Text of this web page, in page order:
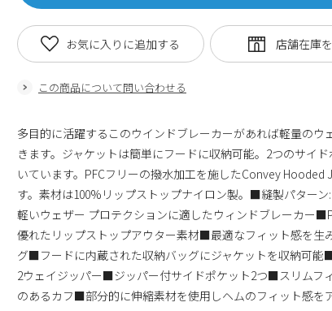
この商品について問い合わせる
お気に入りに追加する
多目的に活躍するこのウインドブレーカーがあれば軽量のウ
きます。ジャケットは簡単にフードに収納可能。2つのサイ
いています。PFCフリーの撥水加工を施したConvey Hooded
す。素材は100%リップストップナイロン製。■縫製パター
軽いウェザー プロテクションに適したウィンドブレーカー
優れたリップストップアウター素材■最適なフィット感を生
グ■フードに内蔵された収納バッグにジャケットを収納可能
2ウェイジッパー■ジッパー付サイドポケット2つ■スリムフ
のあるカフ■部分的に伸縮素材を使用しヘムのフィット感を